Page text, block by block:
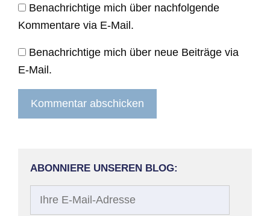
Benachrichtige mich über nachfolgende
Kommentare via E-Mail.
Benachrichtige mich über neue Beiträge via
E-Mail.
ABONNIERE UNSEREN BLOG: